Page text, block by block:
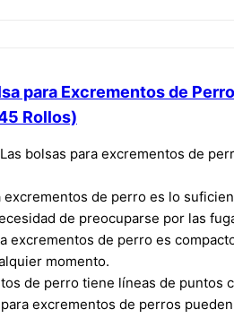
para Excrementos de
Rollos)
bolsas para excrementos de
excrementos de perro es lo
de preocuparse por las
excrementos de perro es
momento.
de perro tiene líneas de
excrementos de perros